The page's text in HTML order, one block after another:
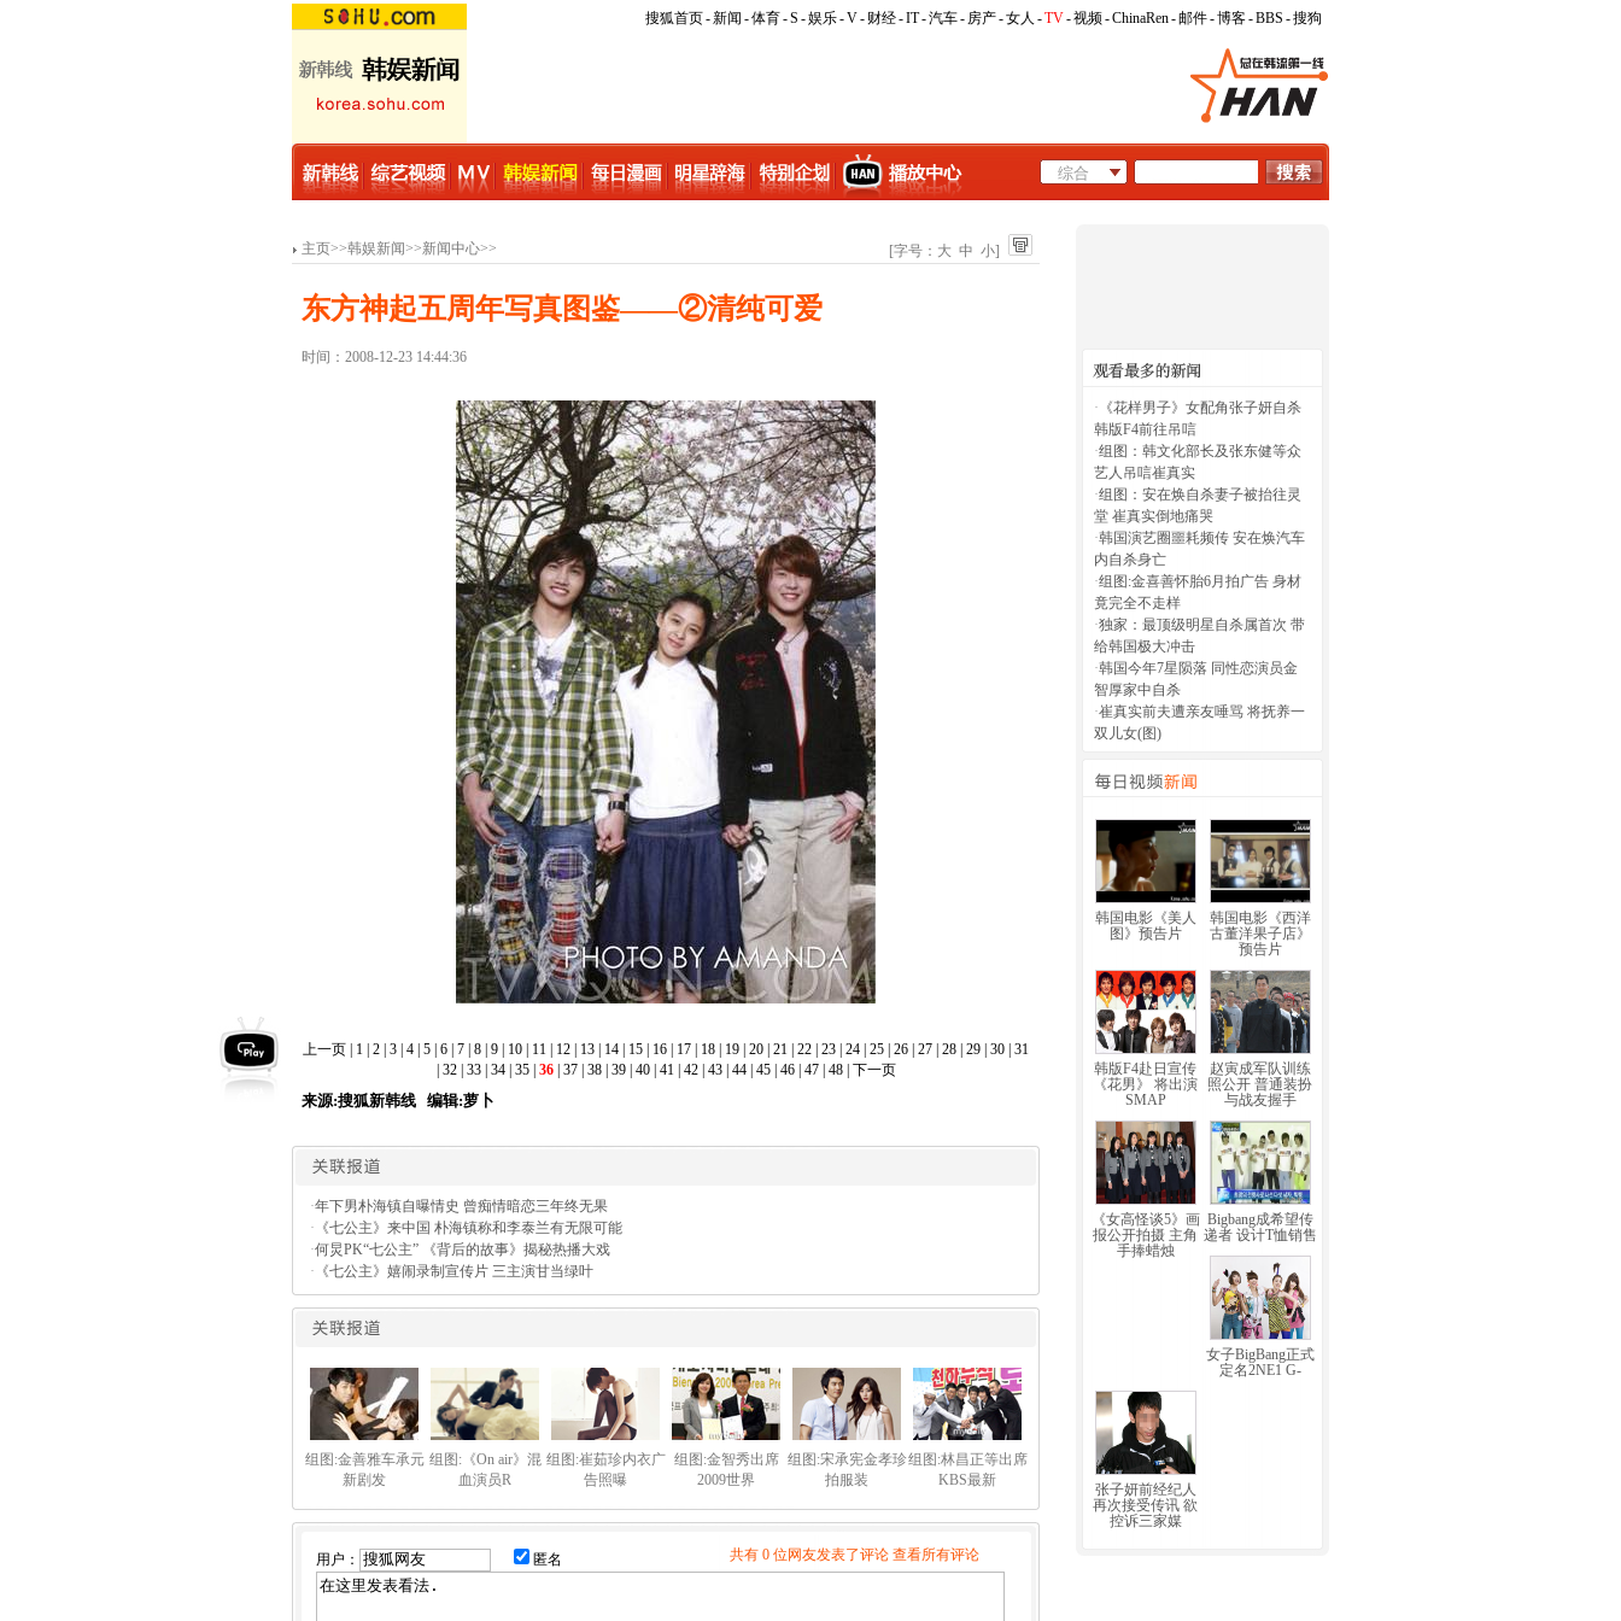
搜狐首页-新闻 -体育-S -娱乐-V- 财经-IT-汽车- 房产-女人 -TV-视频-ChinaRen-邮件-博客-BBS -搜狗
主页>>韩娱新闻>>新闻中心>> [字号： 大 中 小]
东方神起五周年写真图鉴——②清纯可爱
时间：2008-12-23 14:44:36
上一页 1 2 3 4 5 6 7 8 9 10 11 12 13 14 15 16 17 18 19 20 21 22 23 24 25 26 27 28 29 30 31
32| 33| 34| 35| 36| 37| 38| 39| 40| 41| 42| 43| 44| 45| 46| 47| 48| 下一页
来源:搜狐新韩线 编辑:萝卜
·年下男朴海镇自曝情史 曾痴情暗恋三年终无果
· 《七公主》来中国 朴海镇称和李泰兰有无限可能
·何炅PK“七公主” 《背后的故事》揭秘热播大戏
· 《七公主》嬉闹录制宣传片 三主演甘当绿叶
组图:金善雅车承元
新剧发
组图:《On air》混
血演员R
组图:崔茹珍内衣广
告照曝
组图:金智秀出席
2009世界
组图:宋承宪金孝珍
拍服装
组图:林昌正等出席
KBS最新
用户： 匿名 共有 0 位网友发表了评论 查看所有评论
· 《花样男子》女配角张子妍自杀
韩版F4前往吊唁
·组图：韩文化部长及张东健等众
艺人吊唁崔真实
·组图：安在焕自杀妻子被抬往灵
堂 崔真实倒地痛哭
·韩国演艺圈噩耗频传 安在焕汽车
内自杀身亡
·组图:金喜善怀胎6月拍广告 身材
竟完全不走样
·独家：最顶级明星自杀属首次 带
给韩国极大冲击
·韩国今年7星陨落 同性恋演员金
智厚家中自杀
·崔真实前夫遭亲友唾骂 将抚养一
双儿女(图)
韩国电影《美人
图》预告片
韩国电影《西洋
古董洋果子店》
预告片
韩版F4赴日宣传
《花男》 将出演
SMAP
赵寅成军队训练
照公开 普通装扮
与战友握手
《女高怪谈5》画
报公开拍摄 主角
手捧蜡烛
Bigbang成希望传
递者 设计T恤销售
女子BigBang正式
定名2NE1 G-
张子妍前经纪人
再次接受传讯 欲
控诉三家媒